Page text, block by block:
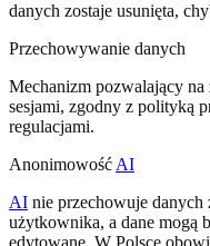
danych zostaje usunięta,
Przechowywanie danych
Mechanizm pozwalający
sesjami, zgodny z polityką
regulacjami.
Anonimowość AI
AI nie przechowuje danych
użytkownika, a dane mogą